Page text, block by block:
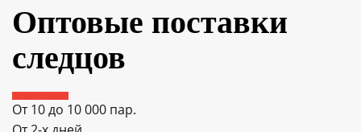
Оптовые поставки
следцов
От 10 до 10 000 пар.